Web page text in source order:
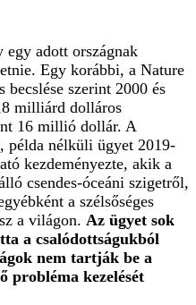
adott országnak
Egy korábbi, a Nature
szerint 2000 és
milliárd dolláros
16 millió dollár. A
példa nélküli ügyet 2019-
kezdeményezte, akik a
csendes-óceáni szigetről,
a szélsőséges
a világon. Az ügyet sok
a csalódottságukból
nem tartják be a
probléma kezelését